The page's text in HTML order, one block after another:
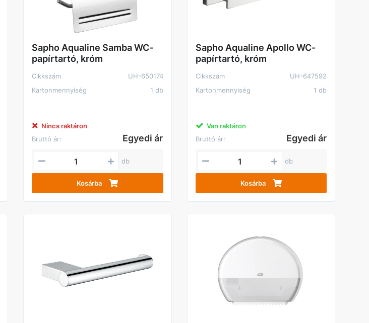
Sapho Aqualine Samba WC-
papírtartó, króm
Cikkszám
UH-650174
Kartonmennyiség
1 db
Nincs raktáron
Bruttó ár:
Egyedi ár
db
Kosárba
Sapho Aqualine Apollo WC-
papírtartó, króm
Cikkszám
UH-647592
Kartonmennyiség
1 db
Van raktáron
Bruttó ár:
Egyedi ár
db
Kosárba